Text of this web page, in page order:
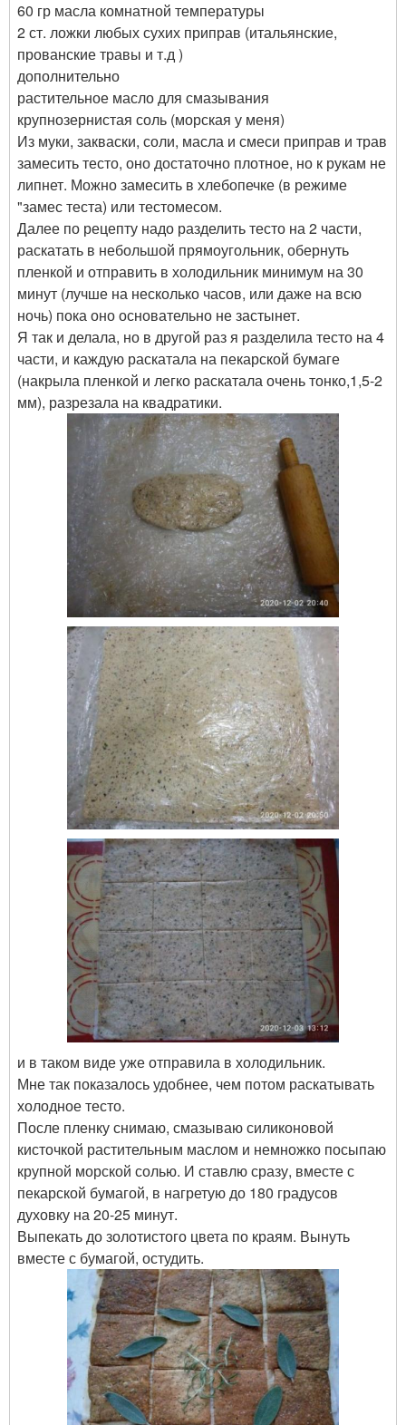
60 гр масла комнатной температуры
2 ст. ложки любых сухих приправ (итальянские,
прованские травы и т.д )
дополнительно
растительное масло для смазывания
крупнозернистая соль (морская у меня)
Из муки, закваски, соли, масла и смеси приправ и трав
замесить тесто, оно достаточно плотное, но к рукам не
липнет. Можно замесить в хлебопечке (в режиме
"замес теста) или тестомесом.
Далее по рецепту надо разделить тесто на 2 части,
раскатать в небольшой прямоугольник, обернуть
пленкой и отправить в холодильник минимум на 30
минут (лучше на несколько часов, или даже на всю
ночь) пока оно основательно не застынет.
Я так и делала, но в другой раз я разделила тесто на 4
части, и каждую раскатала на пекарской бумаге
(накрыла пленкой и легко раскатала очень тонко,1,5-2
мм), разрезала на квадратики.
и в таком виде уже отправила в холодильник.
Мне так показалось удобнее, чем потом раскатывать
холодное тесто.
После пленку снимаю, смазываю силиконовой
кисточкой растительным маслом и немножко посыпаю
крупной морской солью. И ставлю сразу, вместе с
пекарской бумагой, в нагретую до 180 градусов
духовку на 20-25 минут.
Выпекать до золотистого цвета по краям. Вынуть
вместе с бумагой, остудить.